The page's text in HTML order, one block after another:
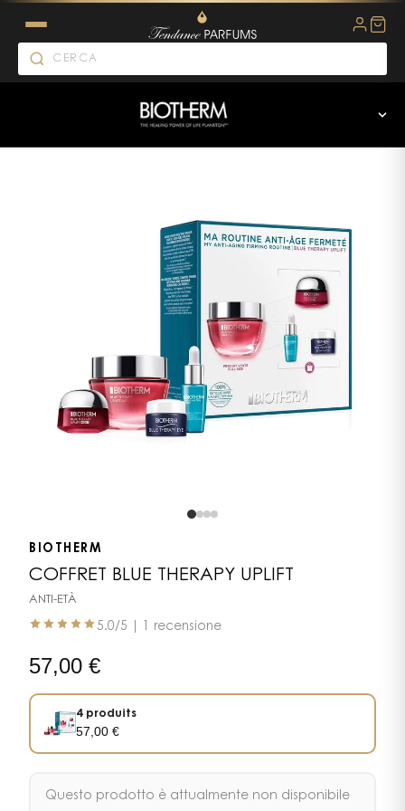
BIOTHERM
COFFRET BLUE THERAPY UPLIFT
ANTI-ETÀ
5.0/5 | 1 recensione
57,00 €
4 produits
57,00€
Questo prodotto è attualmente non disponibile